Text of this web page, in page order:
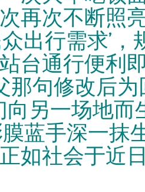
再次不断照
出行需求’，
台通行便利
句修改后为
向另一场地而
蓝手深一抹
如社会于近